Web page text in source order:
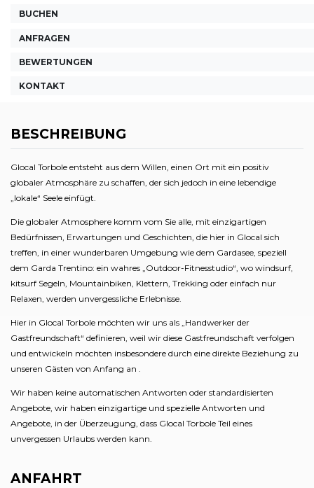
BUCHEN
ANFRAGEN
BEWERTUNGEN
KONTAKT
BESCHREIBUNG
Glocal Torbole entsteht aus dem Willen, einen Ort mit ein positiv
globaler Atmosphäre zu schaffen, der sich jedoch in eine lebendige
„lokale“ Seele einfügt.
Die globaler Atmosphere komm vom Sie alle, mit einzigartigen
Bedürfnissen, Erwartungen und Geschichten, die hier in Glocal sich
treffen, in einer wunderbaren Umgebung wie dem Gardasee, speziell
dem Garda Trentino: ein wahres „Outdoor-Fitnesstudio“, wo windsurf,
kitsurf Segeln, Mountainbiken, Klettern, Trekking oder einfach nur
Relaxen, werden unvergessliche Erlebnisse.
Hier in Glocal Torbole möchten wir uns als „Handwerker der
Gastfreundschaft“ definieren, weil wir diese Gastfreundschaft verfolgen
und entwickeln möchten insbesondere durch eine direkte Beziehung zu
unseren Gästen von Anfang an .
Wir haben keine automatischen Antworten oder standardisierten
Angebote, wir haben einzigartige und spezielle Antworten und
Angebote, in der Überzeugung, dass Glocal Torbole Teil eines
unvergessen Urlaubs werden kann.
ANFAHRT